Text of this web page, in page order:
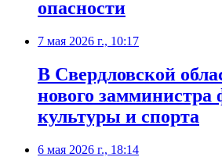
опасности
7 мая 2026 г., 10:17
В Свердловской
нового замминистра
культуры и спорта
6 мая 2026 г., 18:14